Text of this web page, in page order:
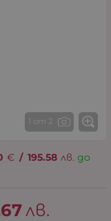
1 от 2
€ / 195.58 лв. до
лв.